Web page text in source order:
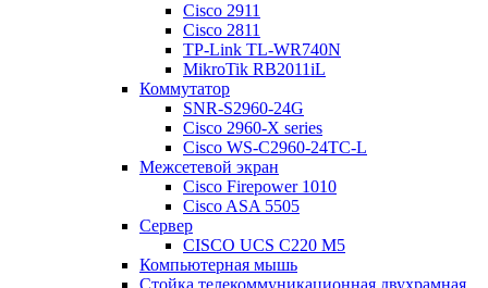
Cisco 2911
Cisco 2811
TP-Link TL-WR740N
MikroTik RB2011iL
Коммутатор
SNR-S2960-24G
Cisco 2960-X series
Cisco WS-C2960-24TC-L
Межсетевой экран
Cisco Firepower 1010
Cisco ASA 5505
Сервер
CISCO UCS C220 M5
Компьютерная мышь
Стойка телекоммуникационная двухрамная